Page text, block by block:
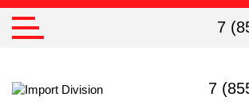
7
7